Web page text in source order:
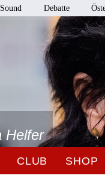
Sound Debatte
Helfer
CLUB SHOP